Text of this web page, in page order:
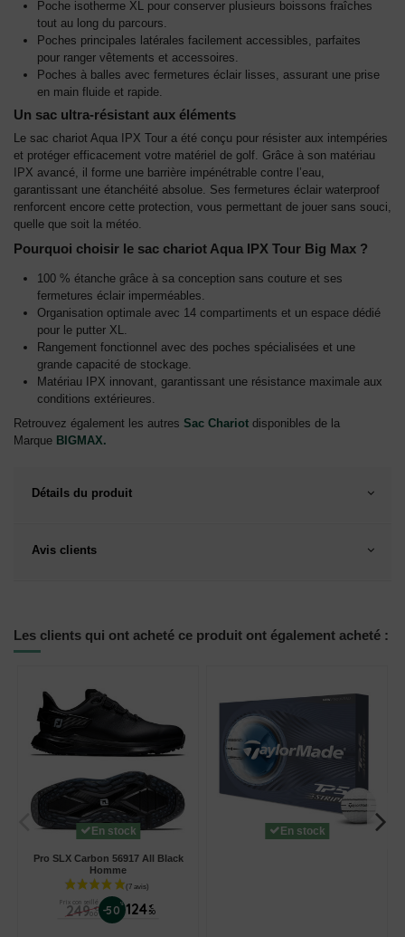
Poche isotherme XL pour conserver plusieurs boissons fraîches
tout au long du parcours.
Poches principales latérales facilement accessibles, parfaites
pour ranger vêtements et accessoires.
Poches à balles avec fermetures éclair lisses, assurant une prise
en main fluide et rapide.
Un sac ultra-résistant aux éléments
Le sac chariot Aqua IPX Tour a été conçu pour résister aux intempéries
et protéger efficacement votre matériel de golf. Grâce à son matériau
IPX avancé, il forme une barrière impénétrable contre l’eau,
garantissant une étanchéité absolue. Ses fermetures éclair waterproof
renforcent encore cette protection, vous permettant de jouer sans souci,
quelle que soit la météo.
Pourquoi choisir le sac chariot Aqua IPX Tour Big Max ?
100 % étanche grâce à sa conception sans couture et ses
fermetures éclair imperméables.
Organisation optimale avec 14 compartiments et un espace dédié
pour le putter XL.
Rangement fonctionnel avec des poches spécialisées et une
grande capacité de stockage.
Matériau IPX innovant, garantissant une résistance maximale aux
conditions extérieures.
Retrouvez également les autres Sac Chariot disponibles de la
Marque BIGMAX.
Détails du produit
Avis clients
Les clients qui ont acheté ce produit ont également acheté :
En stock
Pro SLX Carbon 56917 All Black
Homme
Prix conseillé
249 €
00 -50% 124 €
50
En stock